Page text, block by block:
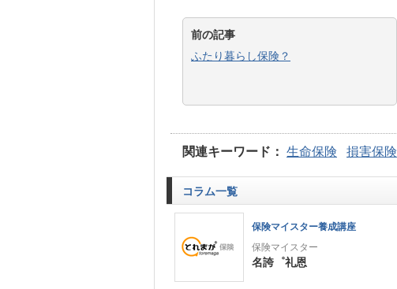
前の記事
ふたり暮らし保険？
関連キーワード： 生命保険 損害保険
コラム一覧
保険マイスター養成講座
保険マイスター
名誇゜礼恩